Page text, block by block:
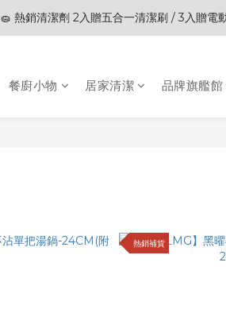
🎊夏末狂歡節限定優惠🎊︱全館滿 $3,000
🧽 熱銷清潔劑 2入贈五合一清潔刷 / 3入贈電
餐廚小物 居家清潔 品牌旗艦館
熱銷補貨